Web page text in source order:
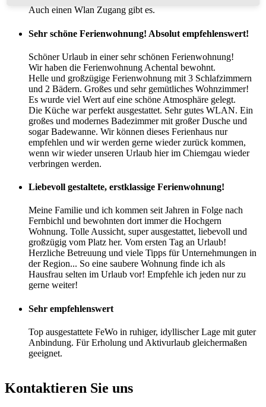
Auch einen Wlan Zugang gibt es.
Sehr schöne Ferienwohnung! Absolut empfehlenswert!
Schöner Urlaub in einer sehr schönen Ferienwohnung!
Wir haben die Ferienwohnung Achental bewohnt.
Helle und großzügige Ferienwohnung mit 3 Schlafzimmern
und 2 Bädern. Großes und sehr gemütliches Wohnzimmer!
Es wurde viel Wert auf eine schöne Atmosphäre gelegt.
Die Küche war perfekt ausgestattet. Sehr gutes WLAN. Ein
großes und modernes Badezimmer mit großer Dusche und
sogar Badewanne. Wir können dieses Ferienhaus nur
empfehlen und wir werden gerne wieder zurück kommen,
wenn wir wieder unseren Urlaub hier im Chiemgau wieder
verbringen werden.
Liebevoll gestaltete, erstklassige Ferienwohnung!
Meine Familie und ich kommen seit Jahren in Folge nach
Fernbichl und bewohnten dort immer die Hochgern
Wohnung. Tolle Aussicht, super ausgestattet, liebevoll und
großzügig vom Platz her. Vom ersten Tag an Urlaub!
Herzliche Betreuung und viele Tipps für Unternehmungen in
der Region... So eine saubere Wohnung finde ich als
Hausfrau selten im Urlaub vor! Empfehle ich jeden nur zu
gerne weiter!
Sehr empfehlenswert
Top ausgestattete FeWo in ruhiger, idyllischer Lage mit guter
Anbindung. Für Erholung und Aktivurlaub gleichermaßen
geeignet.
Kontaktieren Sie uns